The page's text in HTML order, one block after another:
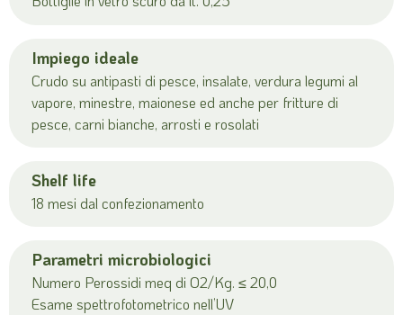
Impiego ideale
Crudo su antipasti di pesce, insalate, verdura legumi al
vapore, minestre, maionese ed anche per fritture di
pesce, carni bianche, arrosti e rosolati
Shelf life
18 mesi dal confezionamento
Parametri microbiologici
Numero Perossidi meq di O2/Kg. ≤ 20,0
Esame spettrofotometrico nell’UV